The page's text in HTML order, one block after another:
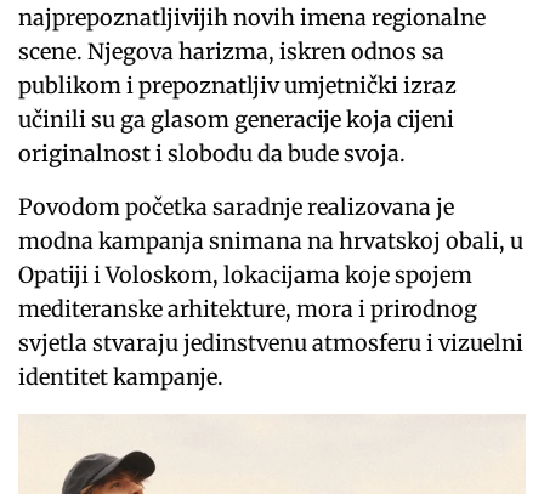
najprepoznatljivijih novih imena regionalne
scene. Njegova harizma, iskren odnos sa
publikom i prepoznatljiv umjetnički izraz
učinili su ga glasom generacije koja cijeni
originalnost i slobodu da bude svoja.
Povodom početka saradnje realizovana je
modna kampanja snimana na hrvatskoj obali, u
Opatiji i Voloskom, lokacijama koje spojem
mediteranske arhitekture, mora i prirodnog
svjetla stvaraju jedinstvenu atmosferu i vizuelni
identitet kampanje.